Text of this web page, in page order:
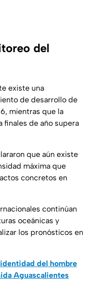
del
existe una
de desarrollo de
mientras que la
finales de año supera
que aún existe
máxima que
concretos en
continúan
oceánicas y
los pronósticos en
del hombre
Aguascalientes